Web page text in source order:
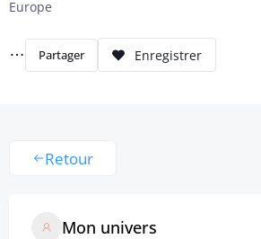
Europe
Partager
Retour
Mon univers